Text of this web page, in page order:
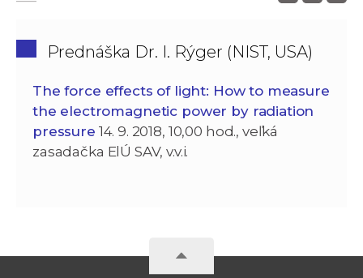
Prednáška Dr. I. Rýger (NIST, USA)
The force effects of light: How to measure
the electromagnetic power by radiation
pressure 14. 9. 2018, 10,00 hod., veľká
zasadačka ElÚ SAV, v.v.i.